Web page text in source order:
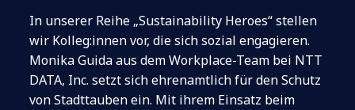
In unserer Reihe „Sustainability Heroes“ stellen
wir Kolleg:innen vor, die sich sozial engagieren.
Monika Guida aus dem Workplace-Team bei NTT
DATA, Inc. setzt sich ehrenamtlich für den Schutz
von Stadttauben ein. Mit ihrem Einsatz beim